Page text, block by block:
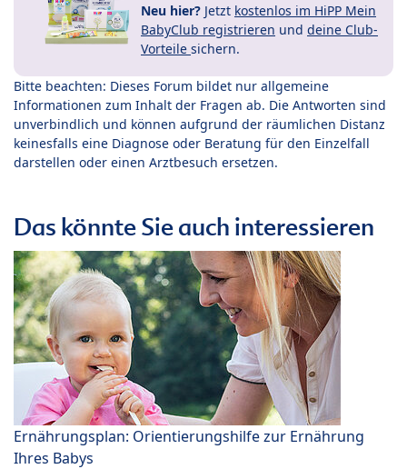
Neu hier? Jetzt kostenlos im HiPP Mein
BabyClub registrieren und deine Club-
Vorteile sichern.
Bitte beachten: Dieses Forum bildet nur allgemeine
Informationen zum Inhalt der Fragen ab. Die Antworten sind
unverbindlich und können aufgrund der räumlichen Distanz
keinesfalls eine Diagnose oder Beratung für den Einzelfall
darstellen oder einen Arztbesuch ersetzen.
Das könnte Sie auch interessieren
Ernährungsplan: Orientierungshilfe zur Ernährung
Ihres Babys